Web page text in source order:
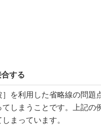
合する
を利用した省略線の問題
てしまうことです。上記の
まっています。